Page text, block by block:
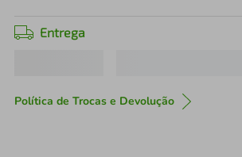
Entrega
Política de Trocas e Devolução